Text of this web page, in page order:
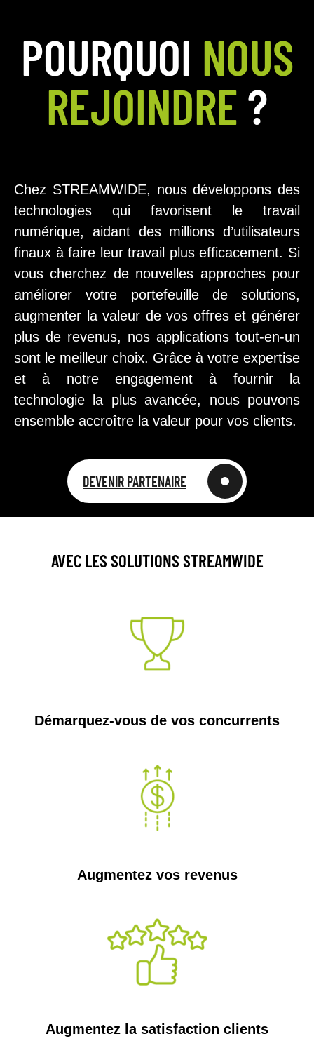
POURQUOI NOUS
REJOINDRE?
Chez STREAMWIDE, nous développons des
technologies qui favorisent le travail
numérique, aidant des millions d’utilisateurs
finaux à faire leur travail plus efficacement. Si
vous cherchez de nouvelles approches pour
améliorer votre portefeuille de solutions,
augmenter la valeur de vos offres et générer
plus de revenus, nos applications tout-en-un
sont le meilleur choix. Grâce à votre expertise
et à notre engagement à fournir la
technologie la plus avancée, nous pouvons
ensemble accroître la valeur pour vos clients.
DEVENIR PARTENAIRE
AVEC LES SOLUTIONS STREAMWIDE​
Démarquez-vous de vos concurrents
Augmentez vos revenus
Augmentez la satisfaction clients